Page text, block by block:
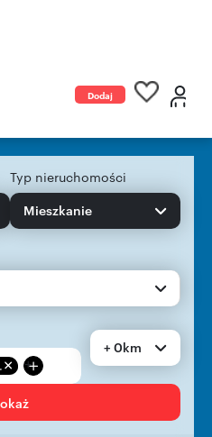
Dodaj
Typ nieruchomości
Mieszkanie
+
+ 0km